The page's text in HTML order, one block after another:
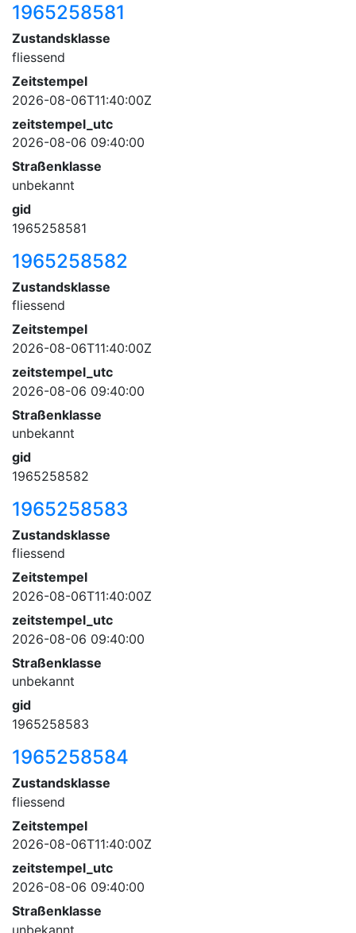
1965258581
Zustandsklasse
fliessend
Zeitstempel
2026-08-06T11:40:00Z
zeitstempel_utc
2026-08-06 09:40:00
Straßenklasse
unbekannt
gid
1965258581
1965258582
Zustandsklasse
fliessend
Zeitstempel
2026-08-06T11:40:00Z
zeitstempel_utc
2026-08-06 09:40:00
Straßenklasse
unbekannt
gid
1965258582
1965258583
Zustandsklasse
fliessend
Zeitstempel
2026-08-06T11:40:00Z
zeitstempel_utc
2026-08-06 09:40:00
Straßenklasse
unbekannt
gid
1965258583
1965258584
Zustandsklasse
fliessend
Zeitstempel
2026-08-06T11:40:00Z
zeitstempel_utc
2026-08-06 09:40:00
Straßenklasse
unbekannt